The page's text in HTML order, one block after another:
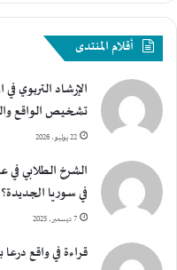
أقلام المنتدى
الإرشاد التربوي
تشخيص الواقع
22 يوليو، 2026
الشرخ الطلابي في
في سوريا الجديدة؟
7 ديسمبر، 2025
قراءة في واقع